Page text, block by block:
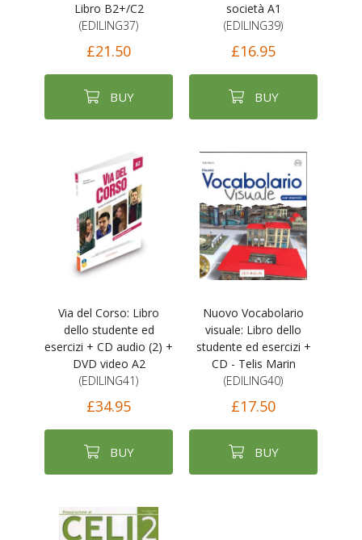
Libro B2+/C2
(EDILING37)
£21.50
BUY
società A1
(EDILING39)
£16.95
BUY
Via del Corso: Libro
dello studente ed
esercizi + CD audio (2) +
DVD video A2
(EDILING41)
£34.95
BUY
Nuovo Vocabolario
visuale: Libro dello
studente ed esercizi +
CD - Telis Marin
(EDILING40)
£17.50
BUY